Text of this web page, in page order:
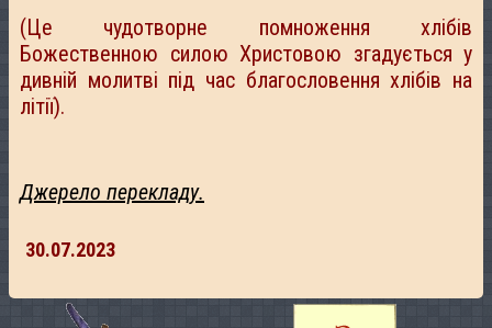
(Це чудотворне помноження хлібів
Божественною силою Христовою згадується у
дивній молитві під час благословення хлібів на
літії).
Джерело перекладу.
30.07.2023